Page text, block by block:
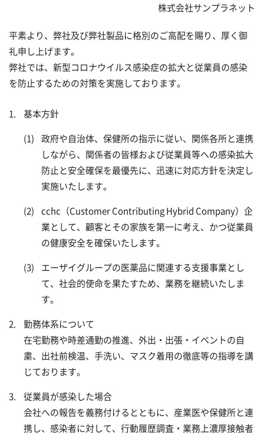
組織図
事業所案内
想いをカタチに (コラム)
プロモーション支援
健康関連商品
求める人財像
hhc理念の実現に向けた取り組み
数字で知る
人を知る(新卒)
人を知る(キャリア)
中堅社員座談会
成長を支える制度
ワークとライフを支える制度
キャリア採用
株式会社サンプラネット
平素より、弊社及び弊社製品に格別のご高配を賜り、厚く御
礼申し上げます。
弊社では、新型コロナウイルス感染症の拡大と従業員の感染
を防止するための対策を実施しております。
基本方針
政府や自治体、保健所の指示に従い、関係各所と連携
しながら、関係者の皆様および従業員等への感染拡大
防止と安全確保を最優先に、迅速に対応方針を決定し
実施いたします。
cchc（Customer Contributing Hybrid Company）企
業として、顧客とその家族を第一に考え、かつ従業員
の健康安全を確保いたします。
エーザイグループの医薬品に関連する支援事業とし
て、社会的使命を果たすため、業務を継続いたしま
す。
勤務体系について
在宅勤務や時差通勤の推進、外出・出張・イベントの自
粛、出社前検温、手洗い、マスク着用の徹底等の指導を講
じております。
従業員が感染した場合
会社への報告を義務付けるとともに、産業医や保健所と連
携し、感染者に対して、行動履歴調査・業務上濃厚接触者